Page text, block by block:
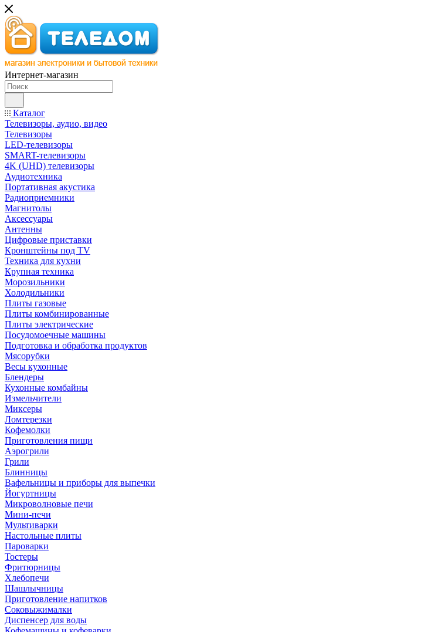
Интернет-магазин
Каталог
Телевизоры, аудио, видео
Телевизоры
LED-телевизоры
SMART-телевизоры
4K (UHD) телевизоры
Аудиотехника
Портативная акустика
Радиоприемники
Магнитолы
Аксессуары
Антенны
Цифровые приставки
Кронштейны под TV
Техника для кухни
Крупная техника
Морозильники
Холодильники
Плиты газовые
Плиты комбинированные
Плиты электрические
Посудомоечные машины
Подготовка и обработка продуктов
Мясорубки
Весы кухонные
Блендеры
Кухонные комбайны
Измельчители
Миксеры
Ломтерезки
Кофемолки
Приготовления пищи
Аэрогрили
Грили
Блинницы
Вафельницы и приборы для выпечки
Йогуртницы
Микроволновые печи
Мини-печи
Мультиварки
Настольные плиты
Пароварки
Тостеры
Фритюрницы
Хлебопечи
Шашлычницы
Приготовление напитков
Соковыжималки
Диспенсер для воды